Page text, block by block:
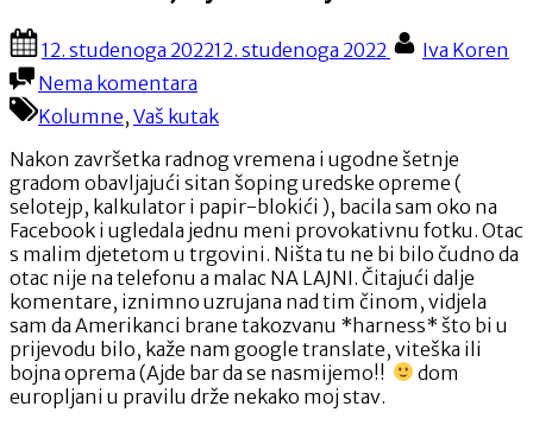
Posted
on
12. studenoga 202212. studenoga 2022 By
Iva Koren
Nema komentara
Amerikanci
,i
na
lajnama
?!
Kolumne, Vaš kutak
Nakon završetka radnog vremena i ugodne šetnje
gradom obavljajući sitan šoping uredske opreme (
selotejp, kalkulator i papir-blokići ), bacila sam oko na
Facebook i ugledala jednu meni provokativnu fotku. Otac
s malim djetetom u trgovini. Ništa tu ne bi bilo čudno da
otac nije na telefonu a malac NA LAJNI. Čitajući dalje
komentare, iznimno uzrujana nad tim činom, vidjela
sam da Amerikanci brane takozvanu *harness* što bi u
prijevodu bilo, kaže nam google translate, viteška ili
bojna oprema (Ajde bar da se nasmijemo!!
dom
europljani u pravilu drže nekako moj stav.